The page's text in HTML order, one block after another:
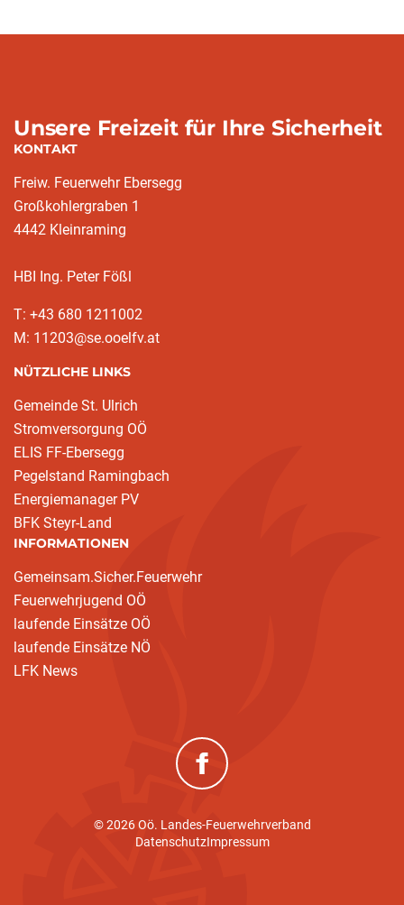
Unsere Freizeit für Ihre Sicherheit
KONTAKT
Freiw. Feuerwehr Ebersegg
Großkohlergraben 1
4442 Kleinraming
HBI Ing. Peter Fößl
T: +43 680 1211002
M: 11203@se.ooelfv.at
NÜTZLICHE LINKS
Gemeinde St. Ulrich
Stromversorgung OÖ
ELIS FF-Ebersegg
Pegelstand Ramingbach
Energiemanager PV
BFK Steyr-Land
INFORMATIONEN
Gemeinsam.Sicher.Feuerwehr
Feuerwehrjugend OÖ
laufende Einsätze OÖ
laufende Einsätze NÖ
LFK News
(neues Fenster)
© 2026 Oö. Landes-Feuerwehrverband
DatenschutzImpressum